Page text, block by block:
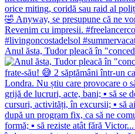
Anul ăsta, Tudor pleacă în